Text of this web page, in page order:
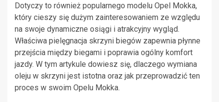
Dotyczy to również popularnego modelu Opel Mokka,
który cieszy się dużym zainteresowaniem ze względu
na swoje dynamiczne osiągi i atrakcyjny wygląd.
Właściwa pielęgnacja skrzyni biegów zapewnia płynne
przejścia między biegami i poprawia ogólny komfort
jazdy. W tym artykule dowiesz się, dlaczego wymiana
oleju w skrzyni jest istotna oraz jak przeprowadzić ten
proces w swoim Opelu Mokka.